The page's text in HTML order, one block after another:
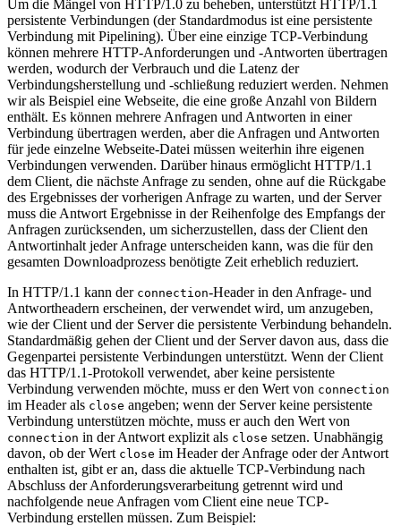
Um die Mängel von HTTP/1.0 zu beheben, unterstützt HTTP/1.1
persistente Verbindungen (der Standardmodus ist eine persistente
Verbindung mit Pipelining). Über eine einzige TCP-Verbindung
können mehrere HTTP-Anforderungen und -Antworten übertragen
werden, wodurch der Verbrauch und die Latenz der
Verbindungsherstellung und -schließung reduziert werden. Nehmen
wir als Beispiel eine Webseite, die eine große Anzahl von Bildern
enthält. Es können mehrere Anfragen und Antworten in einer
Verbindung übertragen werden, aber die Anfragen und Antworten
für jede einzelne Webseite-Datei müssen weiterhin ihre eigenen
Verbindungen verwenden. Darüber hinaus ermöglicht HTTP/1.1
dem Client, die nächste Anfrage zu senden, ohne auf die Rückgabe
des Ergebnisses der vorherigen Anfrage zu warten, und der Server
muss die Antwort Ergebnisse in der Reihenfolge des Empfangs der
Anfragen zurücksenden, um sicherzustellen, dass der Client den
Antwortinhalt jeder Anfrage unterscheiden kann, was die für den
gesamten Downloadprozess benötigte Zeit erheblich reduziert.
In HTTP/1.1 kann der connection-Header in den Anfrage- und
Antwortheadern erscheinen, der verwendet wird, um anzugeben,
wie der Client und der Server die persistente Verbindung behandeln.
Standardmäßig gehen der Client und der Server davon aus, dass die
Gegenpartei persistente Verbindungen unterstützt. Wenn der Client
das HTTP/1.1-Protokoll verwendet, aber keine persistente
Verbindung verwenden möchte, muss er den Wert von connection
im Header als close angeben; wenn der Server keine persistente
Verbindung unterstützen möchte, muss er auch den Wert von
connection in der Antwort explizit als close setzen. Unabhängig
davon, ob der Wert close im Header der Anfrage oder der Antwort
enthalten ist, gibt er an, dass die aktuelle TCP-Verbindung nach
Abschluss der Anforderungsverarbeitung getrennt wird und
nachfolgende neue Anfragen vom Client eine neue TCP-
Verbindung erstellen müssen. Zum Beispiel: